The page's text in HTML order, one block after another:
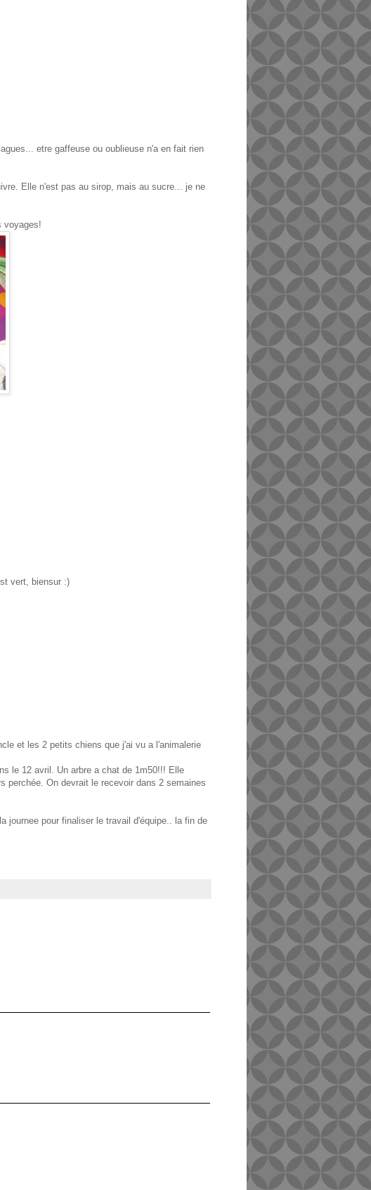
etre gaffeuse ou oublieuse n'a en fait rien
Elle n'est pas au sirop, mais au sucre... je ne
voyages!
vert, biensur :)
et les 2 petits chiens que j'ai vu a l'animalerie
le 12 avril. Un arbre a chat de 1m50!!! Elle
perchée. On devrait le recevoir dans 2 semaines
journee pour finaliser le travail d'équipe.. la fin de